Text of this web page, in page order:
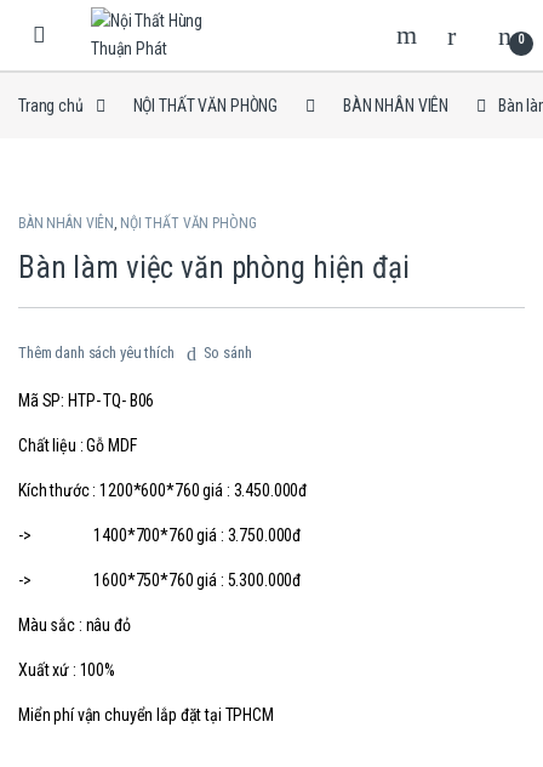
Skip to navigation
Skip to content
0
Trang chủ NỘI THẤT VĂN PHÒNG BÀN NHÂN VIÊN Bàn
BÀN NHÂN VIÊN , NỘI THẤT VĂN PHÒNG
Bàn làm việc văn phòng hiện đại
Thêm danh sách yêu thích So sánh
Mã SP: HTP- TQ- B06
Chất liệu : Gỗ MDF
Kích thước : 1200*600*760 giá : 3.450.000đ
-> 1400*700*760 giá : 3.750.000đ
-> 1600*750*760 giá : 5.300.000đ
Màu sắc : nâu đỏ
Xuất xứ : 100%
Miển phí vận chuyển lắp đặt tại TPHCM